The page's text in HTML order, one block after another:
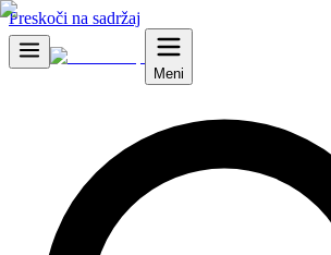
Preskoči na sadržaj
Meni